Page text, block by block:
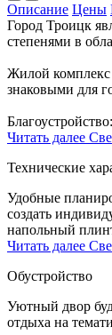
Описание Цены
Город Троицк
степенями в
Жилой комплекс
знаковыми для
Читать далее
Технические
Удобные
создать
напольный
Читать далее
Обустройство
Уютный двор
отдыха на